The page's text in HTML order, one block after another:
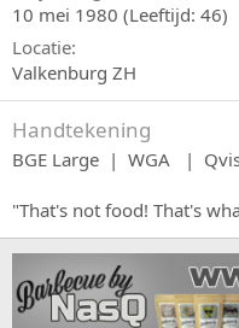
10 mei 1980 (Leeftijd: 46)
Locatie
Valkenburg ZH
Handtekening
BGE Large | WGA |
"That's not food! That's